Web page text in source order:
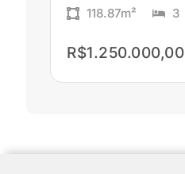
118.87m² 3
R$1.250.000,00